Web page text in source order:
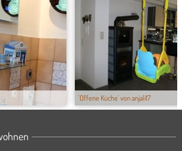
'Offene Küche' von anjali17